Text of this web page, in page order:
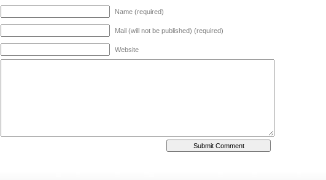
Name (required)
Mail (will not be published) (required)
Website